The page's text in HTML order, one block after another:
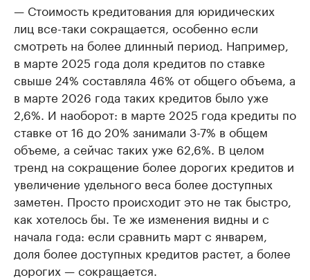
— Стоимость кредитования для юридических
лиц все-таки сокращается, особенно если
смотреть на более длинный период. Например,
в марте 2025 года доля кредитов по ставке
свыше 24% составляла 46% от общего объема, а
в марте 2026 года таких кредитов было уже
2,6%. И наоборот: в марте 2025 года кредиты по
ставке от 16 до 20% занимали 3-7% в общем
объеме, а сейчас таких уже 62,6%. В целом
тренд на сокращение более дорогих кредитов и
увеличение удельного веса более доступных
заметен. Просто происходит это не так быстро,
как хотелось бы. Те же изменения видны и с
начала года: если сравнить март с январем,
доля более доступных кредитов растет, а более
дорогих — сокращается.